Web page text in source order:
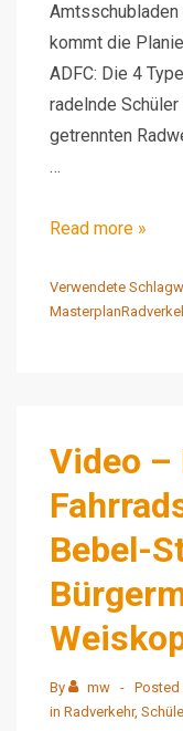
kommt die
ADFC: Die 4
radelnde
getrennten
…
RT-
als
Fuss-
Read more »
Verwendete
Video –
Bebel-
By mw Posted
in Radverkehr,